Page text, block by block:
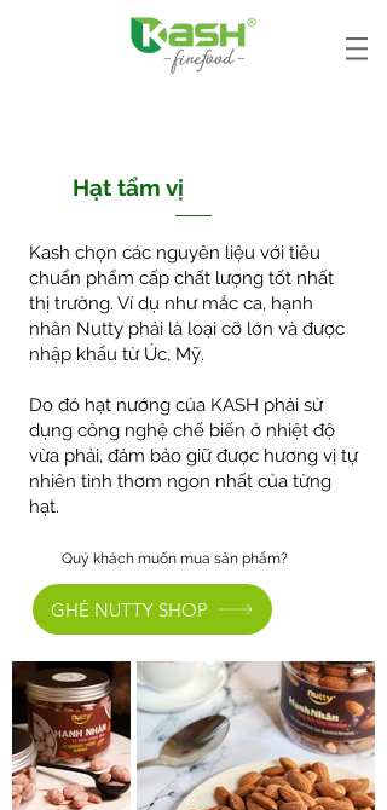
Hạt tẩm vị
Kash chọn các nguyên liệu với tiêu
chuẩn phẩm cấp chất lượng tốt nhất
thị trường. Ví dụ như mắc ca, hạnh
nhân Nutty phải là loại cỡ lớn và được
nhập khẩu từ Úc, Mỹ.
Do đó hạt nướng của KASH phải sử
dụng công nghệ chế biến ở nhiệt độ
vừa phải, đảm bảo giữ được hương vị tự
nhiên tinh thơm ngon nhất của từng
hạt.
Quý khách muốn mua sản phẩm?
GHÉ NUTTY SHOP